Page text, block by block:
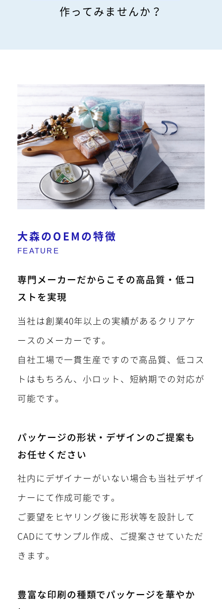
作ってみませんか？
大森のOEMの特徴
専門メーカーだからこその高品質・低コ
ストを実現
当社は創業40年以上の実績があるクリアケ
ースのメーカーです。
自社工場で一貫生産ですので高品質、低コス
トはもちろん、小ロット、短納期での対応が
可能です。
パッケージの形状・デザインのご提案も
お任せください
社内にデザイナーがいない場合も当社デザイ
ナーにて作成可能です。
ご要望をヒヤリング後に形状等を設計して
CADにてサンプル作成、ご提案させていただ
きます。
豊富な印刷の種類でパッケージを華やか